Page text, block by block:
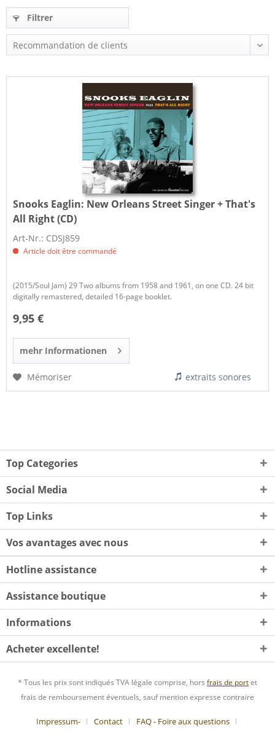
Filtrer
Snooks Eaglin: New Orleans Street Singer + That's
All Right (CD)
Art-Nr.: CDSJ859
Article doit être commandé
(2015/Soul Jam) 29 Two albums from 1958 and 1961, on one CD. 24 bit
digitally remastered, detailed 16-page booklet.
9,95 €
mehr Informationen
Mémoriser extraits sonores
Top Categories
Social Media
Top Links
Vos avantages avec nous
Hotline assistance
Assistance boutique
Informations
Acheter excellente!
* Tous les prix sont indiqués TVA légale comprise, hors frais de portet
frais de remboursement éventuels, sauf mention expresse contraire
Impressum- Contact FAQ - Foire aux questions